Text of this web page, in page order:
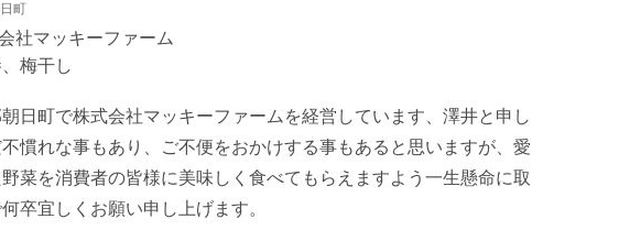
町
社マッキーファーム
梅干し
日町で株式会社マッキーファームを経営しています、澤井と申し
慣れな事もあり、ご不便をおかけする事もあると思いますが、愛
菜を消費者の皆様に美味しく食べてもらえますよう一生懸命に取
卒宜しくお願い申し上げます。